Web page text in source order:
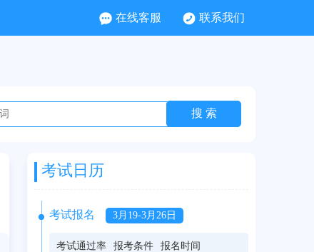
在线客服 联系我们
考试日历
考试报名 3月19-3月26日
考试通过率 报考条件
报名时间